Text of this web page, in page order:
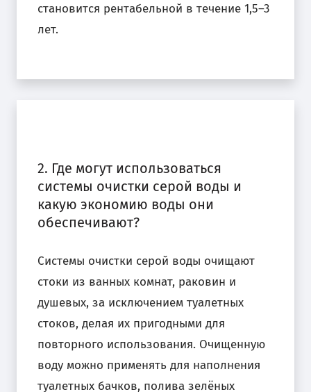
становится рентабельной в течение 1,5–3
лет.
2. Где могут использоваться
системы очистки серой воды и
какую экономию воды они
обеспечивают?
Системы очистки серой воды очищают
стоки из ванных комнат, раковин и
душевых, за исключением туалетных
стоков, делая их пригодными для
повторного использования. Очищенную
воду можно применять для наполнения
туалетных бачков, полива зелёных